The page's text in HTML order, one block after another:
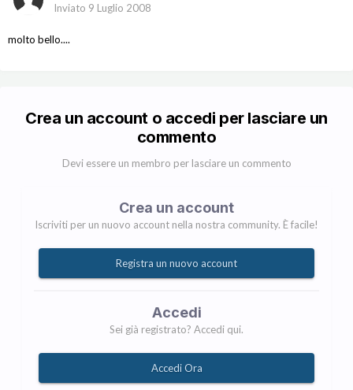
Inviato 9 Luglio 2008
molto bello....
Crea un account o accedi per lasciare un
commento
Devi essere un membro per lasciare un commento
Crea un account
Iscriviti per un nuovo account nella nostra community. È facile!
Registra un nuovo account
Accedi
Sei già registrato? Accedi qui.
Accedi Ora